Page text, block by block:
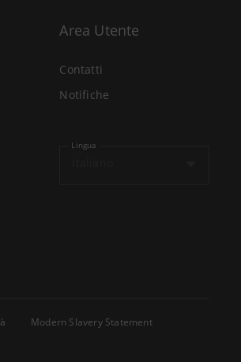
Area Utente
Contatti
Notifiche
Lingua
Modern Slavery Statement